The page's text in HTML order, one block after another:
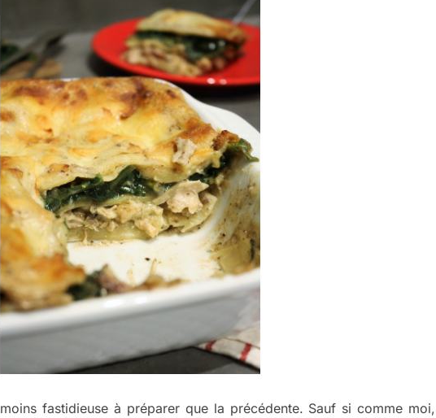
fastidieuse à préparer que la précédente. Sauf si comme moi,